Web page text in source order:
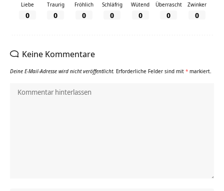
Liebe
0
Traurig
0
Fröhlich
0
Schläfrig
0
Wütend
0
Überrascht
0
Zwinker
0
Keine Kommentare
Deine E-Mail-Adresse wird nicht veröffentlicht. Erforderliche Felder sind mit * markiert.